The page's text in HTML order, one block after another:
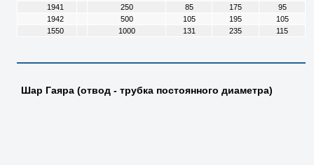
1941
250 85 175
95
1942
500 105 195
105
1550
1000 131 235 115
Шар Гаяра (отвод - трубка постоянного диаметра)